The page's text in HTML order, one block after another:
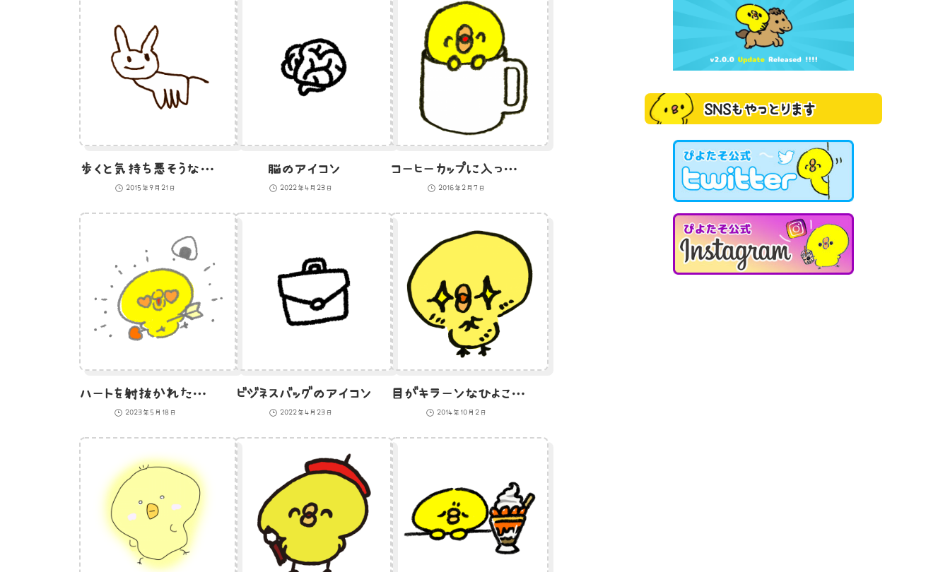
歩くと気持ち悪そうなうさぎのイラスト
2015年9月21日
脳のアイコン
2022年4月23日
コーヒーカップに入ったひよこのイラスト
2016年2月7日
ハートを射抜かれたひよこのイラスト
2023年5月18日
ビジネスバッグのアイコン
2022年4月23日
目がキラーンなひよこのイラスト
2014年10月2日
SNSもやっとります